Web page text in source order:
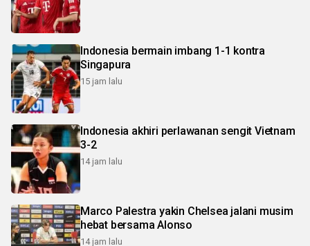
Indonesia bermain imbang 1-1 kontra
Singapura
15 jam lalu
Indonesia akhiri perlawanan sengit Vietnam
3-2
14 jam lalu
Marco Palestra yakin Chelsea jalani musim
hebat bersama Alonso
14 jam lalu